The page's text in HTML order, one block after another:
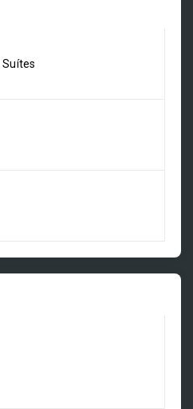
Suítes